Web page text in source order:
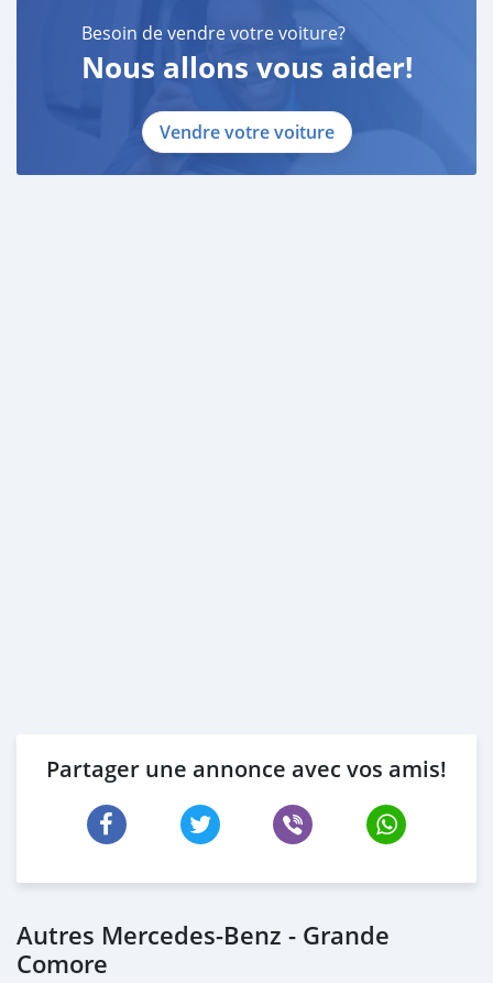
Besoin de vendre votre voiture?
Nous allons vous aider!
Vendre votre voiture
Partager une annonce avec vos amis!
Autres Mercedes-Benz - Grande
Comore